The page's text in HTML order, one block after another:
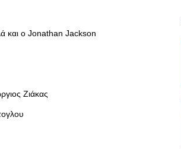
και ο Jonathan Jackson
Ζιάκας